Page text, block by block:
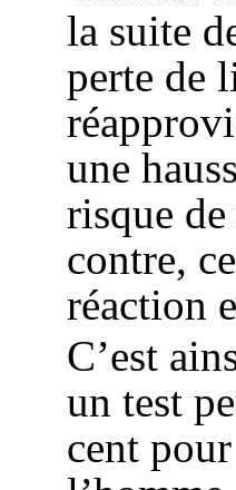
la suite
perte de
une
risque
contre,
réaction
C’est
un test
cent